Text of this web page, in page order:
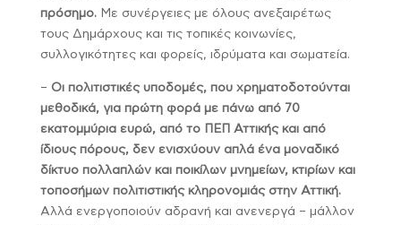
πρόσημο.Με συνέργειες με όλους ανεξαιρέτως
τους Δημάρχους και τις τοπικές κοινωνίες,
συλλογικότητες και φορείς, ιδρύματα και σωματεία.
– Οι πολιτιστικές υποδομές, που χρηματοδοτούνται
μεθοδικά, για πρώτη φορά με πάνω από 70
εκατομμύρια ευρώ, από το ΠΕΠ Αττικής και από
ίδιους πόρους, δεν ενισχύουν απλά ένα μοναδικό
δίκτυο πολλαπλών και ποικίλων μνημείων, κτιρίων και
τοποσήμων πολιτιστικής κληρονομιάς στην Αττική.
Αλλά ενεργοποιούν αδρανή και ανενεργά – μάλλον